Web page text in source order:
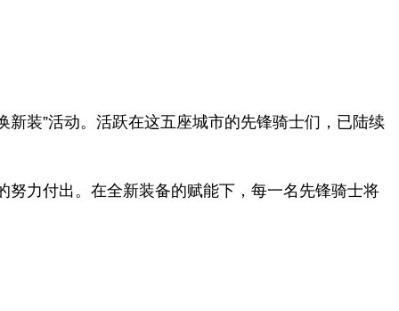
装”活动。活跃在这五座城市的先锋骑士们，已陆续
力付出。在全新装备的赋能下，每一名先锋骑士将